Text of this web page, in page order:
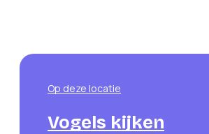
Op deze locatie
Vogels kijken